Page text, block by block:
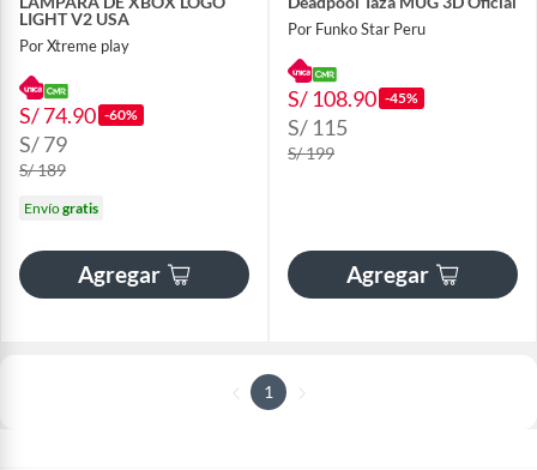
LIGHT V2 USA
Por Xtreme play
S/ 74.90 -60%
S/ 79
S/ 189
Envíogratis
Agregar
Por Funko Star Peru
S/ 108.90 -45%
S/ 115
S/ 199
Agregar
1